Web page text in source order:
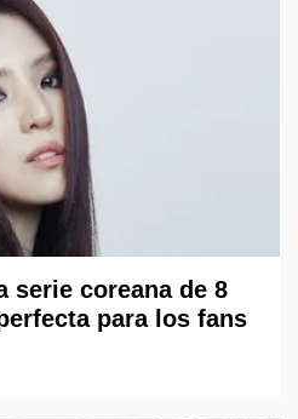
serie coreana de 8
para los fans